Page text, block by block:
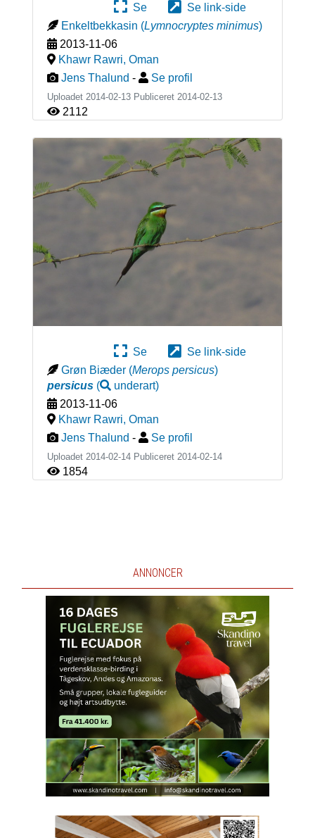
Se
Se link-side
Enkeltbekkasin (Lymnocryptes minimus)
2013-11-06
Khawr Rawri, Oman
Jens Thalund - Se profil
Uploadet 2014-02-13 Publiceret 2014-02-13
2112
Se
Se link-side
Grøn Biæder (Merops persicus)
persicus( underart)
2013-11-06
Khawr Rawri, Oman
Jens Thalund - Se profil
Uploadet 2014-02-14 Publiceret 2014-02-14
1854
ANNONCER